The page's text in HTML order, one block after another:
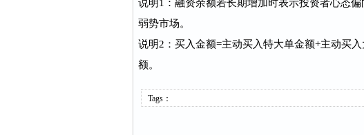
说明1：融资余额若长期增加时表示投资者心态
弱势市场。
说明2：买入金额=主动买入特大单金额+主动买
额。
Tags：